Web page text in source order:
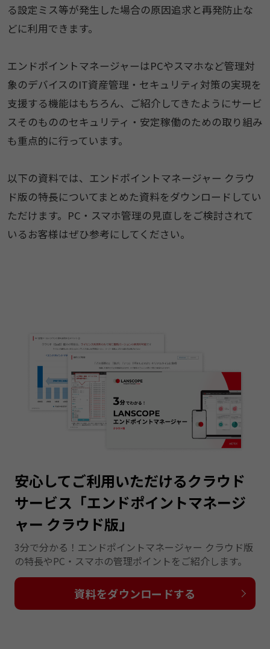
る設定ミス等が発生した場合の原因追求と再発防止な
どに利用できます。
エンドポイントマネージャーはPCやスマホなど管理対
象のデバイスのIT資産管理・セキュリティ対策の実現を
支援する機能はもちろん、ご紹介してきたようにサービ
スそのもののセキュリティ・安定稼働のための取り組み
も重点的に行っています。
以下の資料では、エンドポイントマネージャー クラウ
ド版の特長についてまとめた資料をダウンロードしてい
ただけます。PC・スマホ管理の見直しをご検討されて
いるお客様はぜひ参考にしてください。
安心してご利用いただけるクラウド
サービス「エンドポイントマネージ
ャー クラウド版」
3分で分かる！エンドポイントマネージャー クラウド版
の特長やPC・スマホの管理ポイントをご紹介します。
資料をダウンロードする